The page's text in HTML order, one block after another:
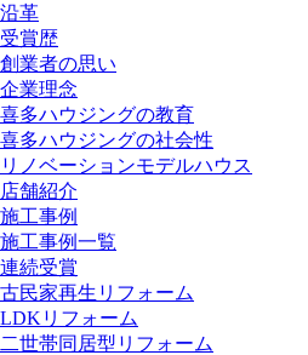
沿革
受賞歴
創業者の思い
企業理念
喜多ハウジングの教育
喜多ハウジングの社会性
リノベーションモデルハウス
店舗紹介
施工事例
施工事例一覧
連続受賞
古民家再生リフォーム
LDKリフォーム
二世帯同居型リフォーム